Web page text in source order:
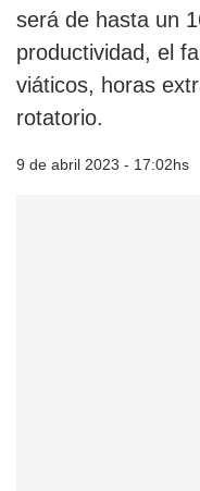
será de hasta un
productividad, el
viáticos, horas
rotatorio.
9 de abril 2023 - 17:02hs